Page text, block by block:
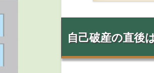
自己破産の直後